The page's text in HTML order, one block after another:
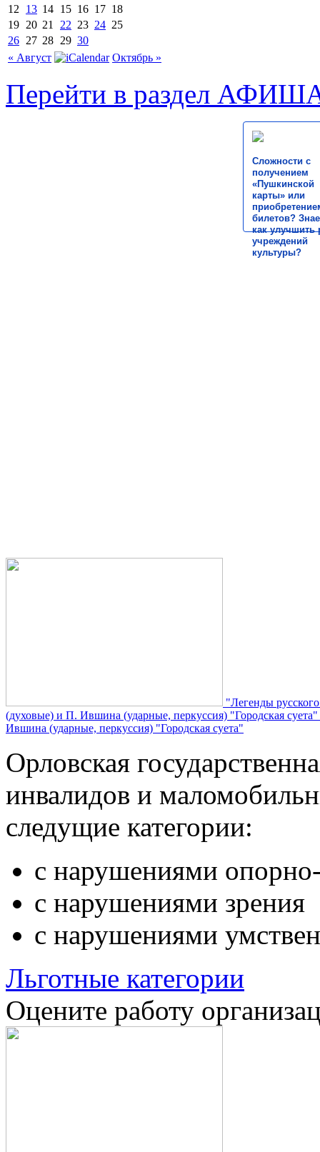
12
13 14 15 16 17 18
19 20 21 22 23 24 25
26 27 28 29 30
« Август
Октябрь »
Перейти в раздел
Сложности с
получением
«Пушкинской
карты» или
билетов?
как улучшить
учреждений
культуры?
"Легенды
(духовые) и П. Ившина (ударные, перкуссия) "Городская суета"
Ившина (ударные, перкуссия) "Городская суета"
Орловская
инвалидов и
следущие категории:
с нарушениями опорно-
с нарушениями зрения
с нарушениями
Льготные категории
Оцените работу